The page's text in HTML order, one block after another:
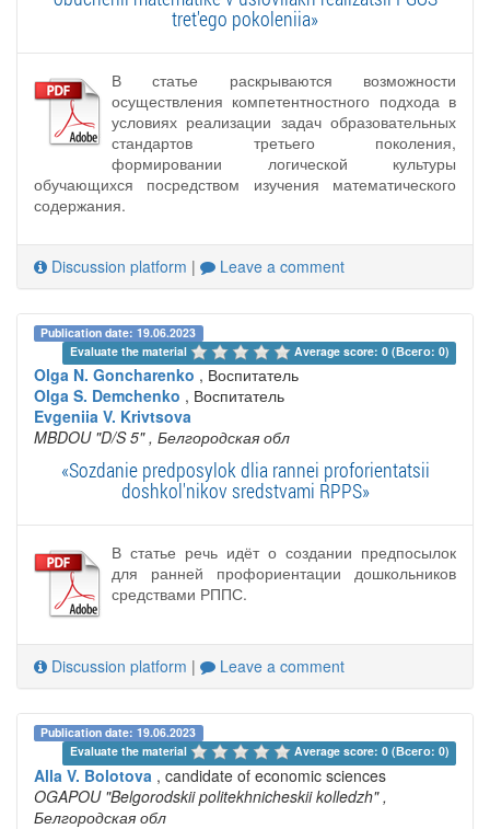
tret'ego pokoleniia»
В статье раскрываются возможности
осуществления компетентностного подхода в
условиях реализации задач образовательных
стандартов третьего поколения,
формировании логической культуры
обучающихся посредством изучения математического
содержания.
Discussion platform | Leave a comment
Publication date: 19.06.2023
Evaluate the material
Average score: 0 (Всего: 0)
Olga N. Goncharenko , Воспитатель
Olga S. Demchenko , Воспитатель
Evgeniia V. Krivtsova
MBDOU "D/S 5" , Белгородская обл
«Sozdanie predposylok dlia rannei proforientatsii
doshkol'nikov sredstvami RPPS»
В статье речь идёт о создании предпосылок
для ранней профориентации дошкольников
средствами РППС.
Discussion platform | Leave a comment
Publication date: 19.06.2023
Evaluate the material
Average score: 0 (Всего: 0)
Alla V. Bolotova , candidate of economic sciences
OGAPOU "Belgorodskii politekhnicheskii kolledzh" ,
Белгородская обл